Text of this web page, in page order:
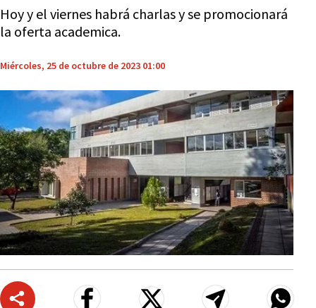
Hoy y el viernes habrá charlas y se promocionará
la oferta academica.
Miércoles, 25 de octubre de 2023 01:00